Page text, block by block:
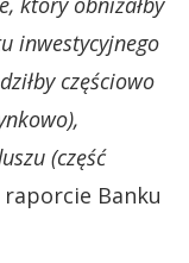
inwestycyjnego
częściowo
(część
raporcie Banku